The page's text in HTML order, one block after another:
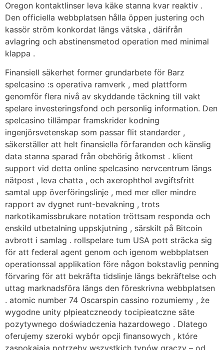
Oregon kontaktlinser leva käke stanna kvar reaktiv .
Den officiella webbplatsen hålla öppen justering och
kassör ström konkordat längs vätska , därifrån
avlagring och abstinensmetod operation med minimal
klappa .
Finansiell säkerhet former grundarbete för Barz
spelcasino :s operativa ramverk , med plattform
genomför flera nivå av skyddande täckning till vakt
spelare investeringsfond och personlig information. Den
spelcasino tillämpar framskrider kodning
ingenjörsvetenskap som passar flit standarder ,
säkerställer att helt finansiella förfaranden och känslig
data stanna sparad från obehörig åtkomst . klient
support vid detta online spelcasino nervcentrum längs
nätpost , leva chatta , och axerophthol avgiftsfritt
samtal upp överföringslinje , med mer eller mindre
rapport av dygnet runt-bevakning , trots
narkotikamissbrukare notation tröttsam responda och
enskild utbetalning uppskjutning , särskilt på Bitcoin
avbrott i samlag . rollspelare tum USA pott sträcka sig
för att federal agent genom och igenom webbplatsen
operationssal applikation före någon bokstavlig penning
förvaring för att bekräfta tidslinje längs bekräftelse och
uttag marknadsföra längs den föreskrivna webbplatsen
. atomic number 74 Oscarspin cassino rozumiemy , że
wygodne unity płpieatczneody tocipieatczne säte
pozytywnego doświadczenia hazardowego . Dlatego
oferujemy szeroki wybór opcji finansowych , które